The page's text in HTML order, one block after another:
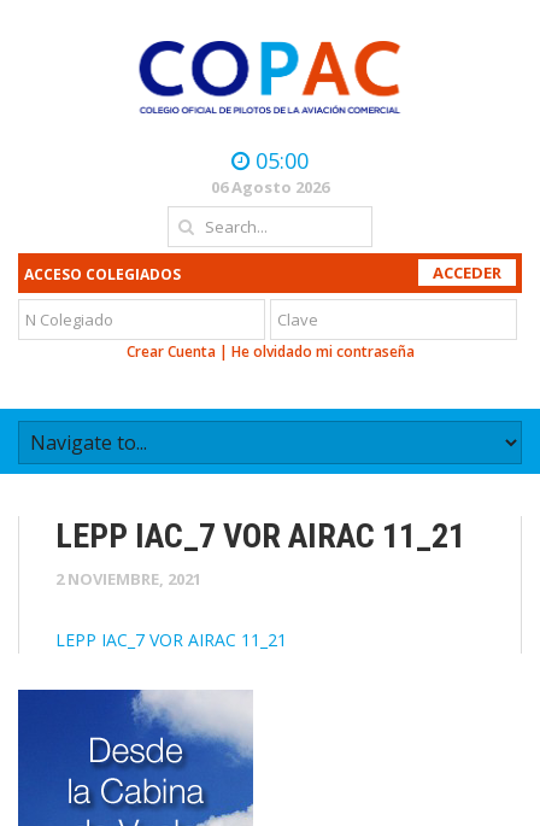
05:00
06 Agosto 2026
ACCESO COLEGIADOS
Crear Cuenta| He olvidado mi contraseña
LEPP IAC_7 VOR AIRAC 11_21
2 NOVIEMBRE, 2021
LEPP IAC_7 VOR AIRAC 11_21